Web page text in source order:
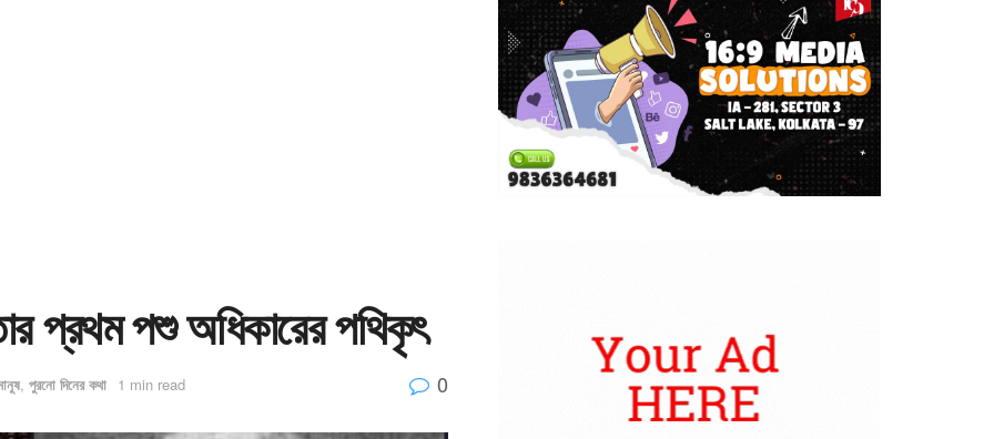
প্রথম পশু অধিকারের পথিকৃৎ
, পুরনো দিনের কথা 1 min read 0